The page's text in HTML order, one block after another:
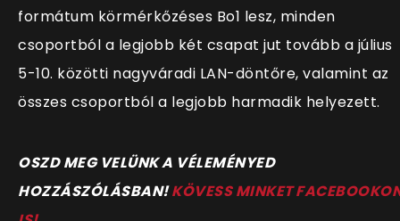
formátum körmérkőzéses Bo1 lesz, minden
csoportból a legjobb két csapat jut tovább a július
5-10. közötti nagyváradi LAN-döntőre, valamint az
összes csoportból a legjobb harmadik helyezett.
OSZD MEG VELÜNK A VÉLEMÉNYED
HOZZÁSZÓLÁSBAN!KÖVESS MINKET